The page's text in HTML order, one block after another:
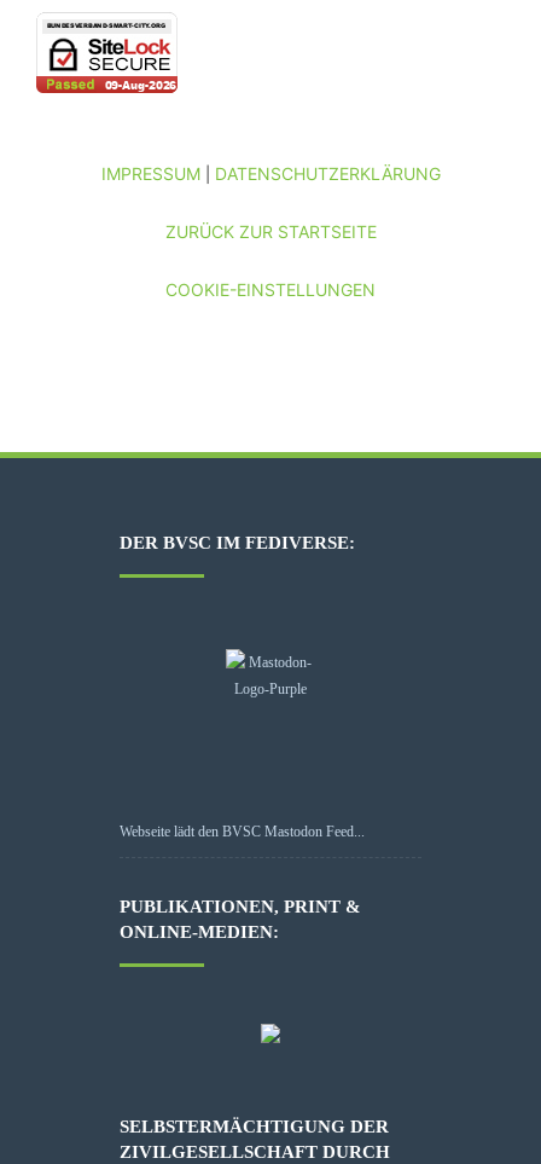
IMPRESSUM| DATENSCHUTZERKLÄRUNG
ZURÜCK ZUR STARTSEITE
COOKIE-EINSTELLUNGEN
DER BVSC IM FEDIVERSE:
Webseite lädt den BVSC Mastodon Feed...
PUBLIKATIONEN, PRINT &
ONLINE-MEDIEN:
SELBSTERMÄCHTIGUNG DER
ZIVILGESELLSCHAFT DURCH